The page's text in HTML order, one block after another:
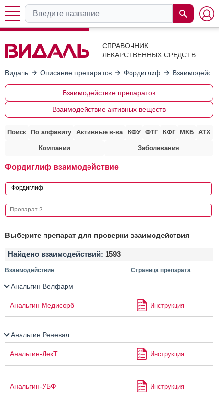
СПРАВОЧНИК
ЛЕКАРСТВЕННЫХ СРЕДСТВ
Видаль Описание препаратов Фордиглиф
Взаимодействие препаратов
Взаимодействие активных веществ
Поиск По алфавиту Активные в-ва КФУ ФТГ КФГ МКБ АТХ
Компании Заболевания
Фордиглиф взаимодействие
Выберите препарат для проверки взаимодействия
Найдено взаимодействий: 1593
Взаимодействие Страница препарата
Анальгин Велфарм
Анальгин Медисорб Инструкция
Анальгин Реневал
Анальгин-ЛекТ Инструкция
Анальгин-УБФ Инструкция